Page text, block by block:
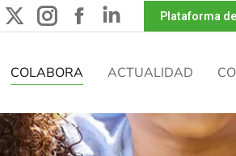
Plataforma
COLABORA ACTUALIDAD